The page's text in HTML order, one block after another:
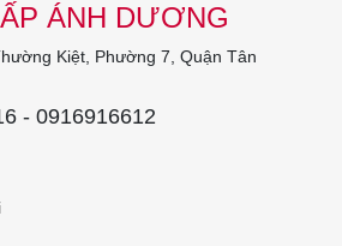
ÁNH DƯƠNG
Kiệt, Phường 7, Quận Tân
- 0916916612